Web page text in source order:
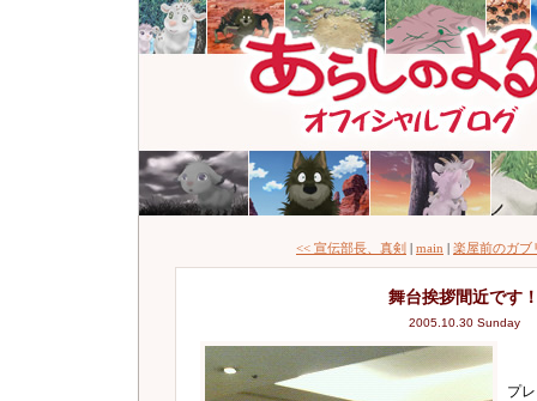
<< 宣伝部長、真剣 | main | 楽屋前のガブ
舞台挨拶間近です
2005.10.30 Sunday
プ